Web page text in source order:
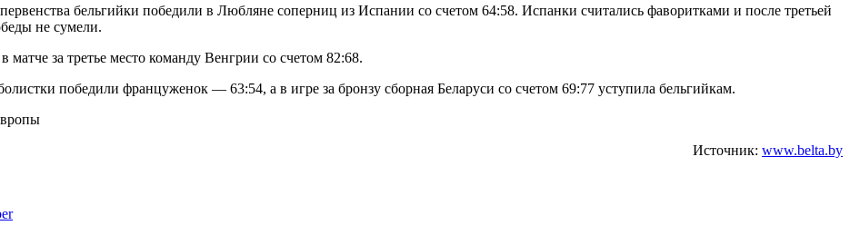
бельгийки победили в Любляне соперниц из Испании со счетом 64:58. Испанки считались фаворитками и после третьей
не сумели.
за третье место команду Венгрии со счетом 82:68.
победили француженок — 63:54, а в игре за бронзу сборная Беларуси со счетом 69:77 уступила бельгийкам.
Источник: www.belta.by